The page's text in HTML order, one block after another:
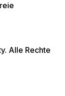
. Alle Rechte